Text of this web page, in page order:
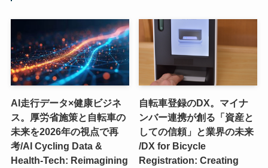
AI走行データ×健康ビジネ
ス。厚労省施策と自転車の
未来を2026年の視点で再
考/AI Cycling Data &
Health-Tech: Reimagining
自転車登録のDX。マイナ
ンバー連携が創る「資産と
しての信頼」と業界の未来
/DX for Bicycle
Registration: Creating